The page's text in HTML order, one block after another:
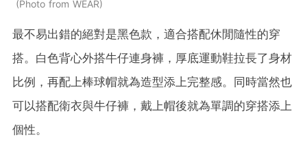
Photo from WEAR
最不易出錯的絕對是黑色款，適合搭配休閒隨性的穿
搭。白色背心外搭牛仔連身褲，厚底運動鞋拉長了身材
比例，再配上棒球帽就為造型添上完整感。同時當然也
可以搭配衛衣與牛仔褲，戴上帽後就為單調的穿搭添上
個性。